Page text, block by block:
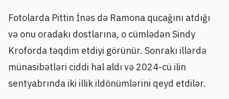
Fotolarda Pittin İnəs də Ramona qucağını atdığı
və onu oradakı dostlarına, o cümlədən Sindy
Kroforda təqdim etdiyi görünür. Sonrakı illərdə
münasibətləri ciddi hal aldı və 2024-cü ilin
sentyabrında iki illik ildönümlərini qeyd etdilər.